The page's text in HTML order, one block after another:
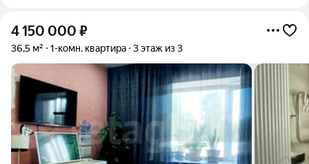
4 150 000 ₽
36,5 м² 1-комн. квартира 3 этаж из 3